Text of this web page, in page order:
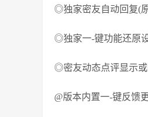
◎独家密友自动回复(
◎独家一-键功能还原
◎密友动态点评显示
@版本内置一-键反馈